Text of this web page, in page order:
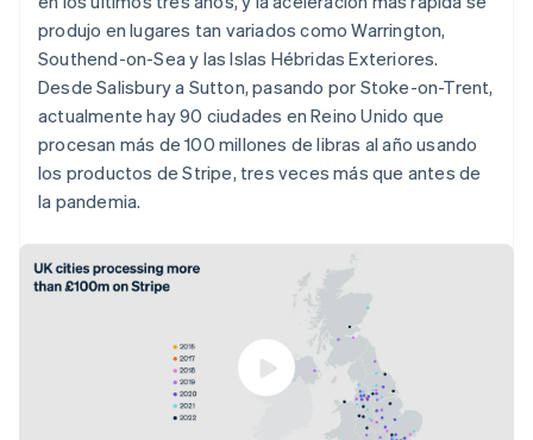
produjo en lugares tan variados como Warrington,
Southend-on-Sea y las Islas Hébridas Exteriores.
Desde Salisbury a Sutton, pasando por Stoke-on-Trent,
actualmente hay 90 ciudades en Reino Unido que
procesan más de 100 millones de libras al año usando
los productos de Stripe, tres veces más que antes de
la pandemia.